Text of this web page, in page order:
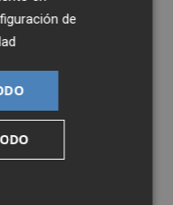
de